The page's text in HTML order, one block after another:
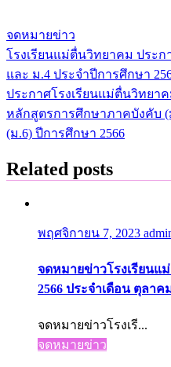
จดหมายข่าว
แนะแนว
เรื่อง
โรงเรียนแม่ตื่นวิทยาคม ประ
และ ม.4 ประจำปีการศึกษา
ประกาศโรงเรียนแม่ตื่นวิทยา
หลักสูตรการศึกษาภาคบังคับ
(ม.6) ปีการศึกษา 2566
Related posts
พฤศจิกายน 7, 2023
จดหมายข่าวโรงเรียน
2566 ประจำเดือน ตุลาค
จดหมายข่าวโรงเรี...
จดหมายข่าว